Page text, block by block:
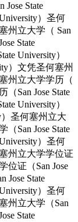
State
）圣何
州立大学（ San
State
University）
）文凭圣何塞州
州立大学学历（
（San Jose State
University）
）圣何塞州立大
（San Jose State
）圣何
州立大学学位证
位证（San Jose
Jose State
）圣何
州立大学（San
State